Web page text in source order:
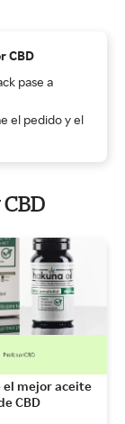
CBD
pase a
el pedido y el
el mejor aceite
CBD